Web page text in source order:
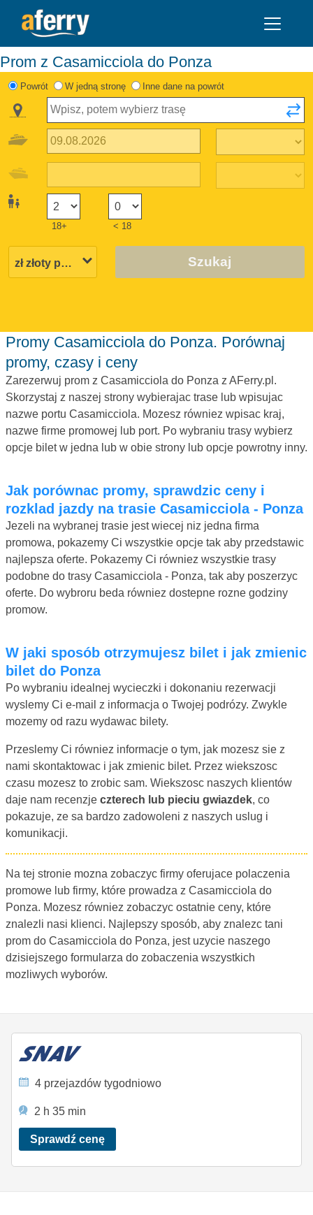
Prom z Casamicciola do Ponza
Powrót W jedną stronę Inne dane na powrót
18+ < 18
Szukaj
Promy Casamicciola do Ponza. Porównaj
promy, czasy i ceny
Zarezerwuj prom z Casamicciola do Ponza z AFerry.pl.
Skorzystaj z naszej strony wybierajac trase lub wpisujac
nazwe portu Casamicciola. Mozesz równiez wpisac kraj,
nazwe firme promowej lub port. Po wybraniu trasy wybierz
opcje bilet w jedna lub w obie strony lub opcje powrotny inny.
Jak porównac promy, sprawdzic ceny i
rozklad jazdy na trasie Casamicciola - Ponza
Jezeli na wybranej trasie jest wiecej niz jedna firma
promowa, pokazemy Ci wszystkie opcje tak aby przedstawic
najlepsza oferte. Pokazemy Ci równiez wszystkie trasy
podobne do trasy Casamicciola - Ponza, tak aby poszerzyc
oferte. Do wybroru beda równiez dostepne rozne godziny
promow.
W jaki sposób otrzymujesz bilet i jak zmienic
bilet do Ponza
Po wybraniu idealnej wycieczki i dokonaniu rezerwacji
wyslemy Ci e-mail z informacja o Twojej podrózy. Zwykle
mozemy od razu wydawac bilety.
Przeslemy Ci równiez informacje o tym, jak mozesz sie z
nami skontaktowac i jak zmienic bilet. Przez wiekszosc
czasu mozesz to zrobic sam. Wiekszosc naszych klientów
daje nam recenzje czterech lub pieciu gwiazdek, co
pokazuje, ze sa bardzo zadowoleni z naszych uslug i
komunikacji.
Na tej stronie mozna zobaczyc firmy oferujace polaczenia
promowe lub firmy, które prowadza z Casamicciola do
Ponza. Mozesz równiez zobaczyc ostatnie ceny, które
znalezli nasi klienci. Najlepszy sposób, aby znalezc tani
prom do Casamicciola do Ponza, jest uzycie naszego
dzisiejszego formularza do zobaczenia wszystkich
mozliwych wyborów.
4 przejazdów tygodniowo
2 h 35 min
Sprawdź cenę